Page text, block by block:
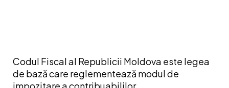
Codul Fiscal al Republicii Moldova este legea
de bază care reglementează modul de